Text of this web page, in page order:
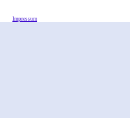
Impressum